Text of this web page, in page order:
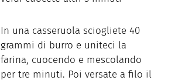
In una casseruola sciogliete 40
grammi di burro e uniteci la
farina, cuocendo e mescolando
per tre minuti. Poi versate a filo il